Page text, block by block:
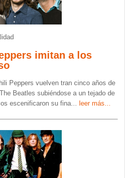
imitan a los
Peppers vuelven tran cinco años de
Beatles subiéndose a un tejado de
escenificaron su fina
leer más...